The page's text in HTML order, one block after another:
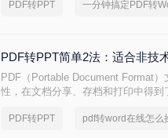
己的需求选择最合适的方式。
PDF转PPT
PDF转PPT简单2法：适合非技
PDF（Portable Document Format
性，在文档分享、存档和打印中得
呢？本文将介绍两种将PDF转换成
PDF转PPT